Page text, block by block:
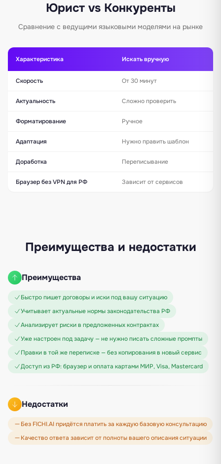
Юрист vs Конкуренты
Сравнение с ведущими языковыми моделями на рынке
Характеристика Искать вручную
Скорость От 30 минут
Актуальность Сложно проверить
Форматирование Ручное
Адаптация Нужно править шаблон
Доработка Переписывание
Браузер без VPN для РФ Зависит от сервисов
Преимущества и недостатки
Преимущества
Быстро пишет договоры и иски под вашу ситуацию
Учитывает актуальные нормы законодательства РФ
Анализирует риски в предложенных контрактах
Уже настроен под задачу — не нужно писать сложные промпты
Правки в той же переписке — без копирования в новый сервис
Доступ из РФ: браузер и оплата картами МИР, Visa, Mastercard
Недостатки
Без FICHI.AI придётся платить за каждую базовую консультацию
Качество ответа зависит от полноты вашего описания ситуации